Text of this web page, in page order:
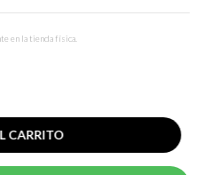
en la tienda física.
CARRITO